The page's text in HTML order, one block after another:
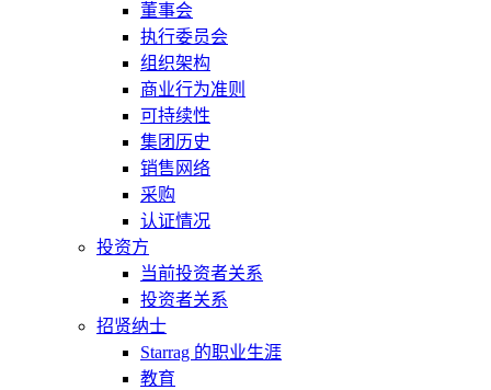
董事会
执行委员会
组织架构
商业行为准则
可持续性
集团历史
销售网络
采购
认证情况
投资方
当前投资者关系
投资者关系
招贤纳士
Starrag 的职业生涯
教育